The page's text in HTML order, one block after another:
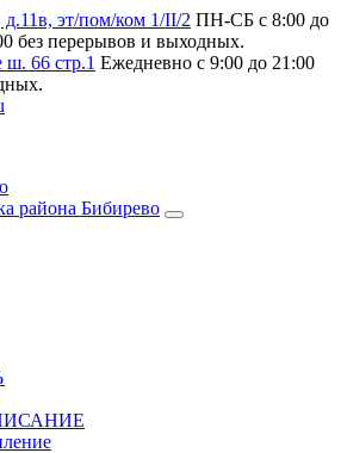
эт/пом/ком 1/II/2 ПН-СБ с 8:00 до
без перерывов и выходных.
66 стр.1 Ежедневно с 9:00 до 21:00